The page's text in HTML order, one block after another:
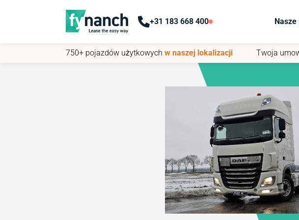
+31 183 668 400 Nasze
750+ pojazdów użytkowychw naszej lokalizacji Twoja
+31 183 668 400 Nasze
750+ pojazdów użytkowychw naszej lokalizacji Twoja